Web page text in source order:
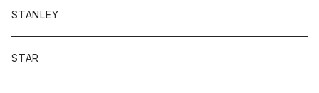
STANLEY
STAR